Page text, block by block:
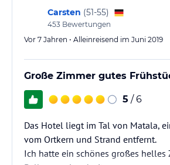
Carsten (51-55)
453 Bewertungen
Vor 7 Jahren • Alleinreisend im Juni 2019
Große Zimmer gutes
5 / 6
Das Hotel liegt im Tal von Matala,
vom Ortkern und Strand entfernt.
Ich hatte ein schönes großes helles